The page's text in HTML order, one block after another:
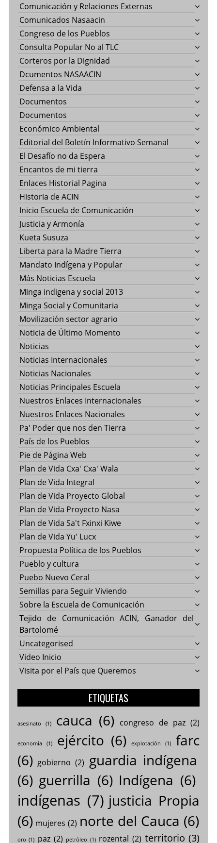
Comunicación y Relaciones Externas
Comunicados Nasaacin
Congreso de los Pueblos
Consulta Popular No al TLC
Corteros por la Dignidad
Dcumentos NASAACIN
Defensa a la Vida
Documentos
Documentos
Económico Ambiental
Editorial del Boletín Informativo Semanal
El Desafío no da Espera
Encantos de mi tierra
Enlaces Historial Pagina
Historia de ACIN
Inicio Escuela de Comunicación
Justicia y Armonía
Kueta Susuza
Liberta para la Madre Tierra
Mandato Indígena y Popular
Más Noticias Escuela
Minga indigena y social 2013
Minga Social y Comunitaria
Movilización sector agrario
Noticia de Último Momento
Noticias
Noticias Internacionales
Noticias Nacionales
Noticias Principales Escuela
Nuestros Enlaces Internacionales
Nuestros Enlaces Nacionales
Pa' Poder que nos den Tierra
País de los Pueblos
Pie de Página Web
Plan de Vida Cxa' Cxa' Wala
Plan de Vida Integral
Plan de Vida Proyecto Global
Plan de Vida Proyecto Nasa
Plan de Vida Sa't Fxinxi Kiwe
Plan de Vida Yu' Lucx
Propuesta Política de los Pueblos
Pueblo y cultura
Puebo Nuevo Ceral
Semillas para Seguir Viviendo
Sobre la Escuela de Comunicación
Tejido de Comunicación ACIN, Ganador del
Bartolomé
Uncategorised
Video Inicio
Visita por el País que Queremos
ETIQUETAS
asesinato (1) cauca (6) congreso de paz(2)
economía(1) ejército (6) explotación (1)
farc
(6) gobierno (2) guardia indígena
(6) guerrilla (6) Indígena (6)
indígenas (7) justicia Propia
(6) mujeres (2) norte del Cauca (6)
oro (1) paz (2) petróleo (1) rozental (2) territorio (3)